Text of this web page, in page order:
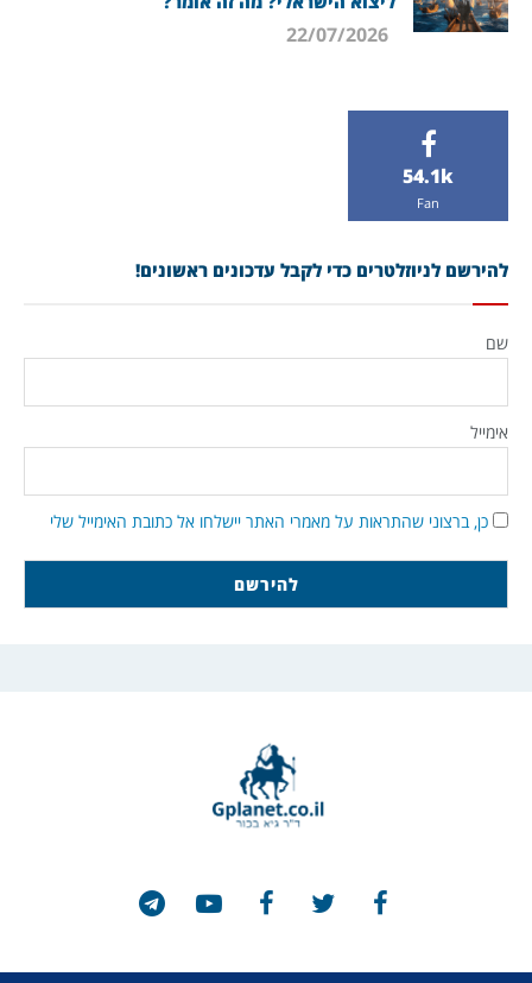
54.1k
Fan
להירשם לניוזלטרים כדי לקבל עדכונים ראשונים!
שם
אימייל
כן, ברצוני שהתראות על מאמרי האתר יישלחו אל כתובת האימייל שלי